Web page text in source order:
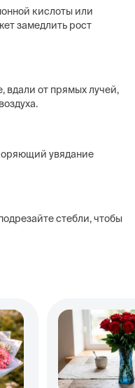
кислоты или
замедлить рост
вдали от прямых лучей,
увядание
стебли, чтобы